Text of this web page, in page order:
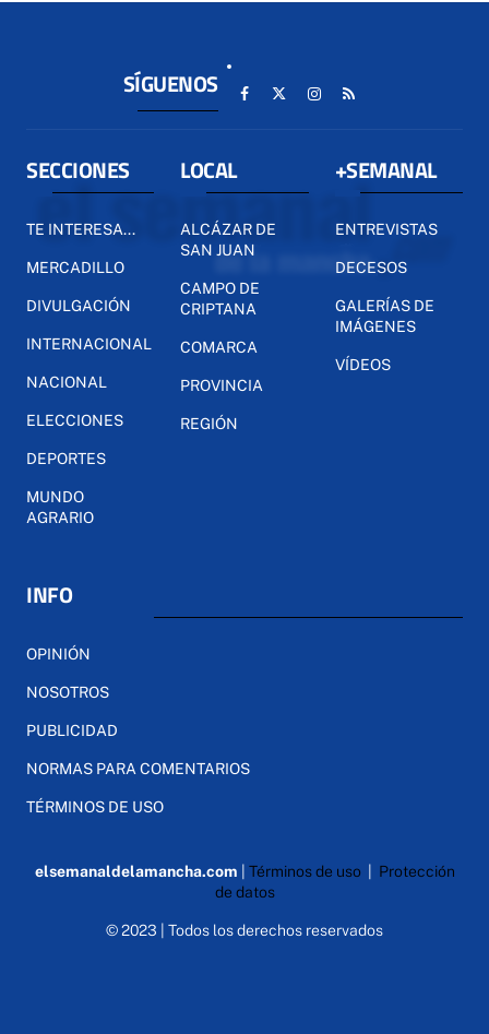
SÍGUENOS
SECCIONES
TE INTERESA...
MERCADILLO
DIVULGACIÓN
INTERNACIONAL
NACIONAL
ELECCIONES
DEPORTES
MUNDO
AGRARIO
LOCAL
ALCÁZAR DE
SAN JUAN
CAMPO DE
CRIPTANA
COMARCA
PROVINCIA
REGIÓN
+SEMANAL
ENTREVISTAS
DECESOS
GALERÍAS DE
IMÁGENES
VÍDEOS
INFO
OPINIÓN
NOSOTROS
PUBLICIDAD
NORMAS PARA COMENTARIOS
TÉRMINOS DE USO
elsemanaldelamancha.com Términos de uso| Protección
de datos
© 2023 | Todos los derechos reservados